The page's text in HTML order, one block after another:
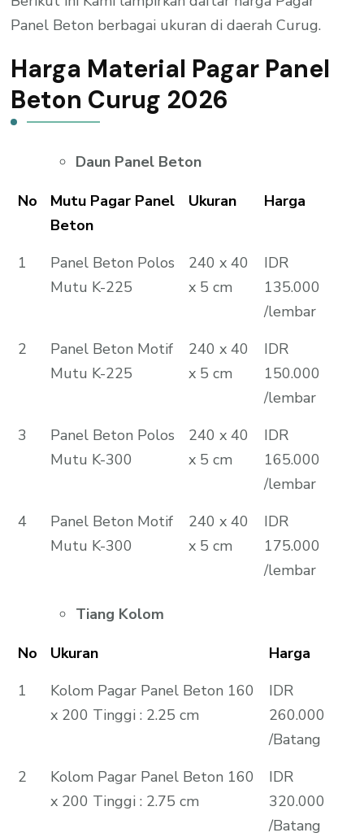
Panel Beton berbagai ukuran di daerah Curug.
Harga Material Pagar Panel
Beton Curug 2026
Daun Panel Beton
No
Mutu Pagar Panel
Beton
Ukuran Harga
1
Panel Beton Polos
Mutu K-225
240 x 40
x 5 cm
IDR
135.000
/lembar
2
Panel Beton Motif
Mutu K-225
240 x 40
x 5 cm
IDR
150.000
/lembar
3
Panel Beton Polos
Mutu K-300
240 x 40
x 5 cm
IDR
165.000
/lembar
4
Panel Beton Motif
Mutu K-300
240 x 40
x 5 cm
IDR
175.000
/lembar
Tiang Kolom
No
Ukuran
Harga
1
Kolom Pagar Panel Beton 160
x 200 Tinggi : 2.25 cm
IDR
260.000
/Batang
2
Kolom Pagar Panel Beton 160
x 200 Tinggi : 2.75 cm
IDR
320.000
/Batang